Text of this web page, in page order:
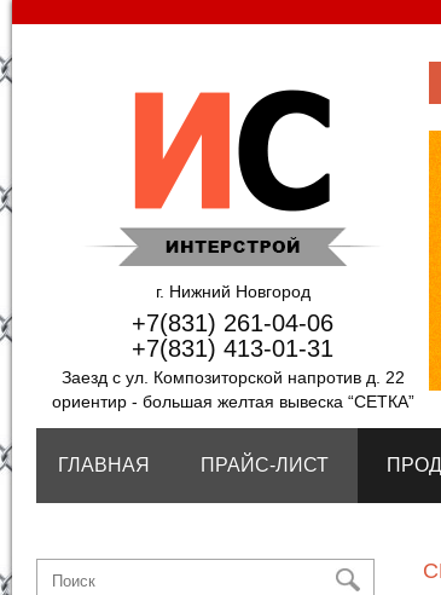
г. Нижний Новгород
+7(831) 261-04-06
+7(831) 413-01-31
Заезд с ул. Композиторской напротив д. 22
ориентир - большая желтая вывеска “СЕТКА”
ГЛАВНАЯ ПРАЙС-ЛИСТ